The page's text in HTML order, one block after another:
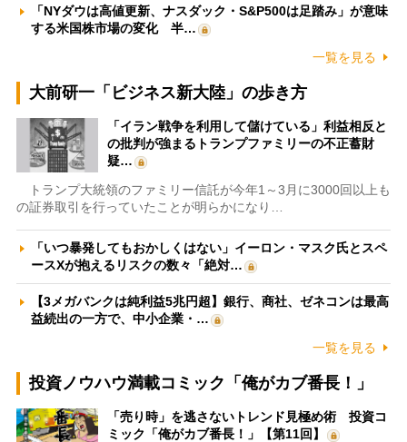
「NYダウは高値更新、ナスダック・S&P500は足踏み」が意味
する米国株市場の変化 半…
一覧を見る
大前研一「ビジネス新大陸」の歩き方
「イラン戦争を利用して儲けている」利益相反と
の批判が強まるトランプファミリーの不正蓄財
疑…
トランプ大統領のファミリー信託が今年1～3月に3000回以上も
の証券取引を行っていたことが明らかになり…
「いつ暴発してもおかしくはない」イーロン・マスク氏とスペ
ースXが抱えるリスクの数々「絶対…
【3メガバンクは純利益5兆円超】銀行、商社、ゼネコンは最高
益続出の一方で、中小企業・…
一覧を見る
投資ノウハウ満載コミック「俺がカブ番長！」
「売り時」を逃さないトレンド見極め術 投資コ
ミック「俺がカブ番長！」【第11回】